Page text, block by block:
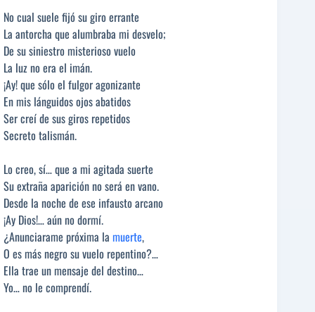
No cual suele fijó su giro errante
La antorcha que alumbraba mi desvelo;
De su siniestro misterioso vuelo
La luz no era el imán.
¡Ay! que sólo el fulgor agonizante
En mis lánguidos ojos abatidos
Ser creí de sus giros repetidos
Secreto talismán.
Lo creo, sí… que a mi agitada suerte
Su extraña aparición no será en vano.
Desde la noche de ese infausto arcano
¡Ay Dios!… aún no dormí.
¿Anunciarame próxima la muerte,
O es más negro su vuelo repentino?…
Ella trae un mensaje del destino…
Yo… no le comprendí.